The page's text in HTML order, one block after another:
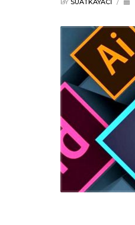
BY SUATKAYACI /